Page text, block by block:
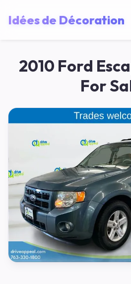
Idées de Décoration
2010 Ford
For